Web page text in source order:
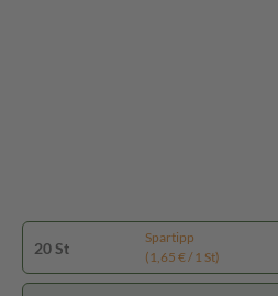
20 St
Spartipp
(1,65 € / 1 St)